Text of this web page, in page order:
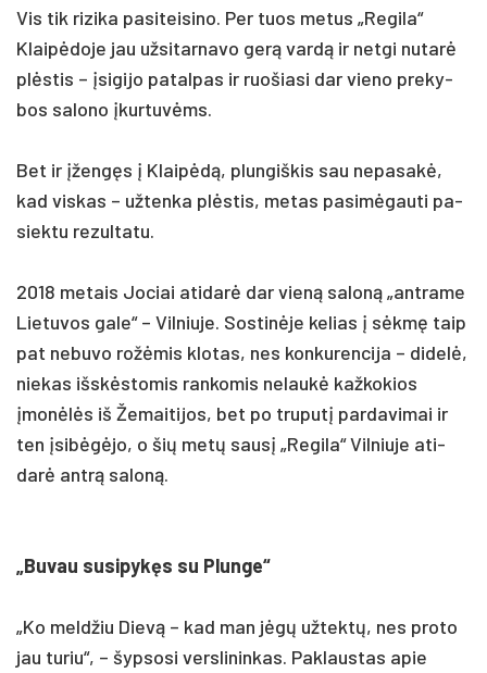
Vis tik ri­zi­ka pa­si­tei­si­no. Per tuos me­tus „Re­gi­la“
Klaipė­do­je jau už­si­tar­na­vo gerą vardą ir ne­tgi nu­tarė
plėstis – įsi­gi­jo pa­tal­pas ir ruo­šia­si dar vie­no pre­ky­
bos sa­lo­no įkur­tuvėms.
Bet ir įžengęs į Klaipėdą, plun­giš­kis sau ne­pa­sakė,
kad vis­kas – už­ten­ka plėstis, me­tas pa­si­mėgau­ti pa­
siek­tu re­zul­ta­tu.
2018 me­tais Jo­ciai ati­darė dar vieną sa­loną „ant­ra­me
Lie­tu­vos ga­le“ – Vil­niu­je. Sos­tinė­je ke­lias į sėkmę taip
pat ne­bu­vo rožė­mis klo­tas, nes kon­ku­ren­ci­ja – di­delė,
nie­kas išskės­to­mis ran­ko­mis ne­laukė kaž­ko­kios
įmonėlės iš Že­mai­ti­jos, bet po tru­putį par­da­vi­mai ir
ten įsibėgė­jo, o šių metų sausį „Re­gi­la“ Vil­niu­je ati­
darė antrą sa­loną.
„Bu­vau su­si­pykęs su Plun­ge“
„Ko meld­žiu Dievą – kad man jėgų už­tektų, nes pro­to
jau tu­riu“, – šypsosi vers­li­nin­kas. Pak­laus­tas apie